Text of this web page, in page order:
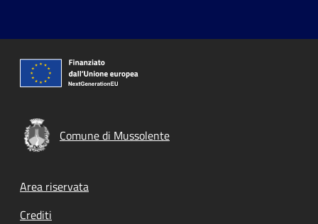
Comune di Mussolente
Footer menu
Area riservata
Crediti